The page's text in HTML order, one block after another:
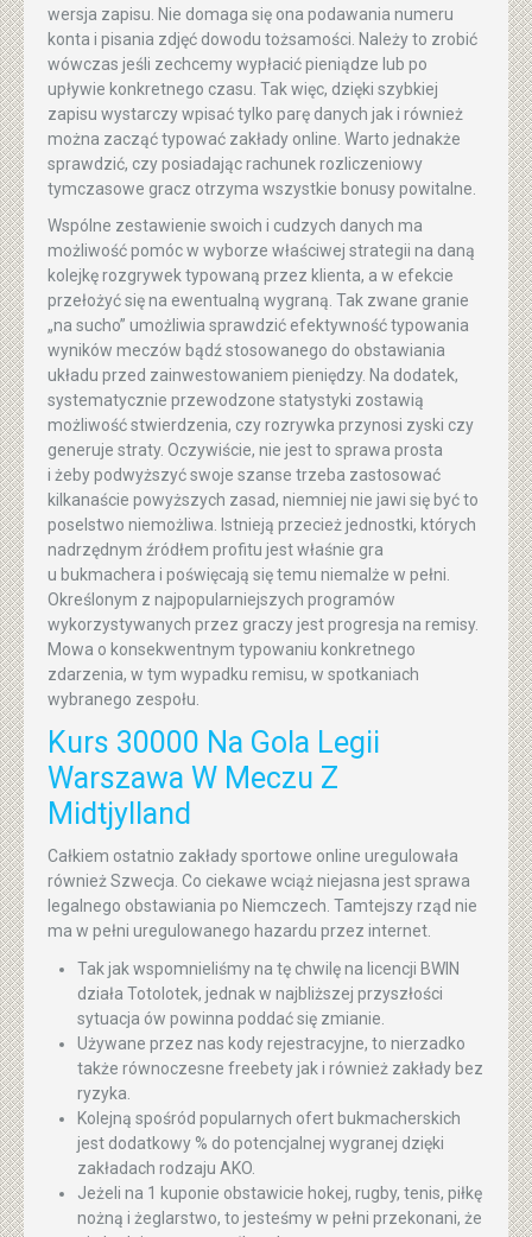
wersja zapisu. Nie domaga się ona podawania numeru
konta i pisania zdjęć dowodu tożsamości. Należy to zrobić
wówczas jeśli zechcemy wypłacić pieniądze lub po
upływie konkretnego czasu. Tak więc, dzięki szybkiej
zapisu wystarczy wpisać tylko parę danych jak i również
można zacząć typować zakłady online. Warto jednakże
sprawdzić, czy posiadając rachunek rozliczeniowy
tymczasowe gracz otrzyma wszystkie bonusy powitalne.
Wspólne zestawienie swoich i cudzych danych ma
możliwość pomóc w wyborze właściwej strategii na daną
kolejkę rozgrywek typowaną przez klienta, a w efekcie
przełożyć się na ewentualną wygraną. Tak zwane granie
„na sucho” umożliwia sprawdzić efektywność typowania
wyników meczów bądź stosowanego do obstawiania
układu przed zainwestowaniem pieniędzy. Na dodatek,
systematycznie przewodzone statystyki zostawią
możliwość stwierdzenia, czy rozrywka przynosi zyski czy
generuje straty. Oczywiście, nie jest to sprawa prosta
i żeby podwyższyć swoje szanse trzeba zastosować
kilkanaście powyższych zasad, niemniej nie jawi się być to
poselstwo niemożliwa. Istnieją przecież jednostki, których
nadrzędnym źródłem profitu jest właśnie gra
u bukmachera i poświęcają się temu niemalże w pełni.
Określonym z najpopularniejszych programów
wykorzystywanych przez graczy jest progresja na remisy.
Mowa o konsekwentnym typowaniu konkretnego
zdarzenia, w tym wypadku remisu, w spotkaniach
wybranego zespołu.
Kurs 30000 Na Gola Legii
Warszawa W Meczu Z
Midtjylland
Całkiem ostatnio zakłady sportowe online uregulowała
również Szwecja. Co ciekawe wciąż niejasna jest sprawa
legalnego obstawiania po Niemczech. Tamtejszy rząd nie
ma w pełni uregulowanego hazardu przez internet.
Tak jak wspomnieliśmy na tę chwilę na licencji BWIN
działa Totolotek, jednak w najbliższej przyszłości
sytuacja ów powinna poddać się zmianie.
Używane przez nas kody rejestracyjne, to nierzadko
także równoczesne freebety jak i również zakłady bez
ryzyka.
Kolejną spośród popularnych ofert bukmacherskich
jest dodatkowy % do potencjalnej wygranej dzięki
zakładach rodzaju AKO.
Jeżeli na 1 kuponie obstawicie hokej, rugby, tenis, piłkę
nożną i żeglarstwo, to jesteśmy w pełni przekonani, że